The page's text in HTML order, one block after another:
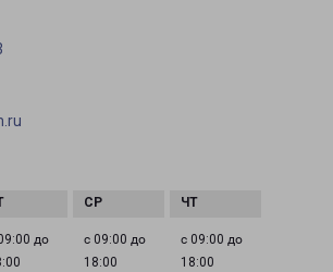
до
с 09:00 до
18:00
с 09:00 до
18:00